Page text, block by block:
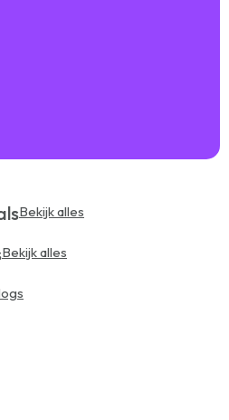
Bekijk alles
Bekijk alles